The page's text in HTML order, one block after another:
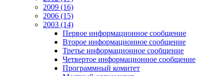
2009 (16)
2006 (15)
2003 (14)
Первое информационное сообщение
Второе информационное сообщение
Третье информационное сообщение
Четвертое информационное сообщение
Программный комитет